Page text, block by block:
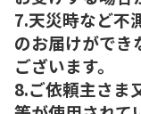
7.天災時など不
のお届けができ
ございます。
8.ご依頼主さま